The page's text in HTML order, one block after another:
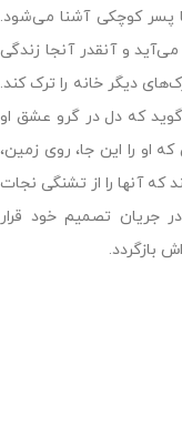
پسر کوچکی آشنا می‌شود.
و آنقدر آنجا زندگی
دیگر خانه را ترک کند.
که دل در گرو عشق او
او را این جا، روی زمین،
که آنها را از تشنگی نجات
جریان تصمیم خود قرار
بازگردد.